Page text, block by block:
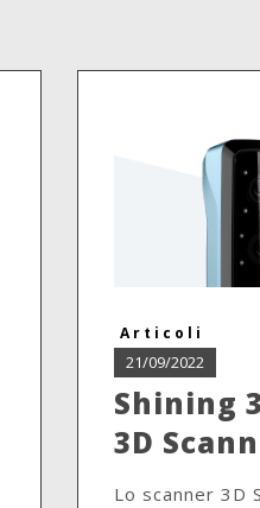
Articoli
21/09/2022
Shining
3D
Lo scanner 3D